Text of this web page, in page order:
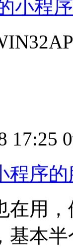
小程
17:25
程序
在用
基本